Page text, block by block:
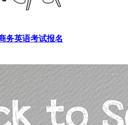
务英语考试报名